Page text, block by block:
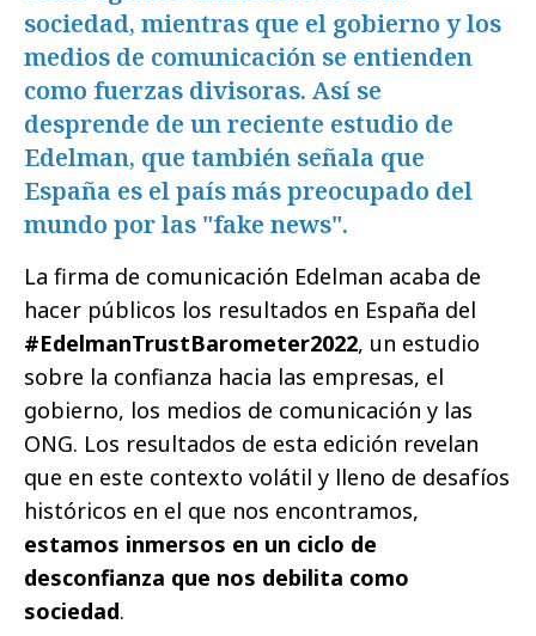
sociedad, mientras que el gobierno y los
medios de comunicación se entienden
como fuerzas divisoras. Así se
desprende de un reciente estudio de
Edelman, que también señala que
España es el país más preocupado del
mundo por las "fake news".
La firma de comunicación Edelman acaba de
hacer públicos los resultados en España del
#EdelmanTrustBarometer2022, un estudio
sobre la confianza hacia las empresas, el
gobierno, los medios de comunicación y las
ONG. Los resultados de esta edición revelan
que en este contexto volátil y lleno de desafíos
históricos en el que nos encontramos,
estamos inmersos en un ciclo de
desconfianza que nos debilita como
sociedad.